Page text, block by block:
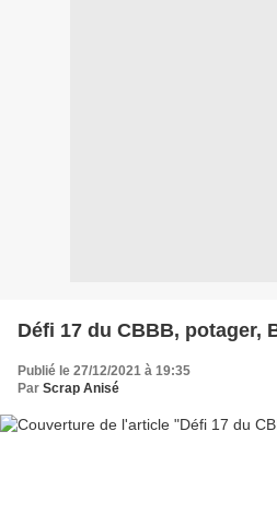
Défi 17 du CBBB, potager,
Publié le 27/12/2021 à 19:35
Par Scrap Anisé